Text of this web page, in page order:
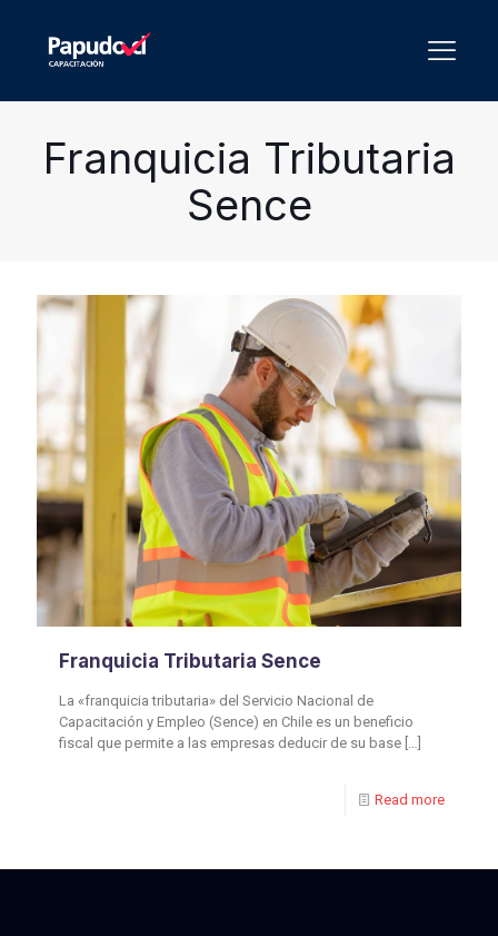
Franquicia Tributaria
Sence
Franquicia Tributaria Sence
La «franquicia tributaria» del Servicio Nacional de
Capacitación y Empleo (Sence) en Chile es un beneficio
fiscal que permite a las empresas deducir de su base […]
Read more